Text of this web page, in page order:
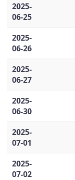
2025-
06-25
2025-
06-26
2025-
06-27
2025-
06-30
2025-
07-01
2025-
07-02